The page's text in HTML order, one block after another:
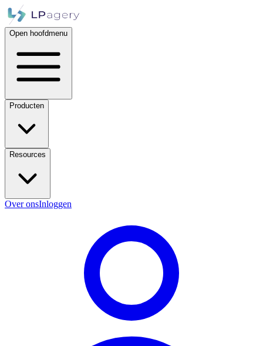
Open hoofdmenu
Producten
Resources
Over onsInloggen